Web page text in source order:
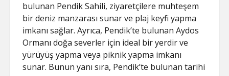
bulunan Pendik Sahili, ziyaretçilere muhteşem
bir deniz manzarası sunar ve plaj keyfi yapma
imkanı sağlar. Ayrıca, Pendik’te bulunan Aydos
Ormanı doğa severler için ideal bir yerdir ve
yürüyüş yapma veya piknik yapma imkanı
sunar. Bunun yanı sıra, Pendik’te bulunan tarihi